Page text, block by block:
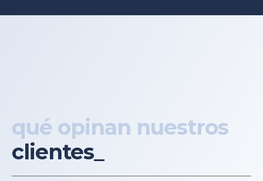
qué opinan nuestros
clientes_